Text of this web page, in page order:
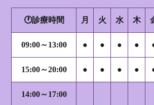
🕐診療時間 月 火 水 木
09:00～13:00 ● ● ● ●
15:00～20:00 ● ● ● ●
14:00～17:00